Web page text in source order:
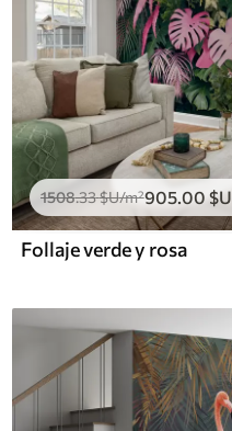
1508.33$U/m²905.00 $U
Follaje verde y rosa